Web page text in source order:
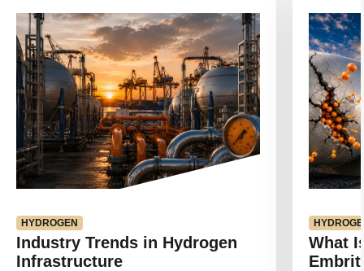
Ver
artículo
HYDROGEN
Industry Trends in Hydrogen
Infrastructure
Ver
artículo
What